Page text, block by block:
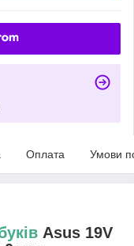
Оплата Умови
Asus 19V